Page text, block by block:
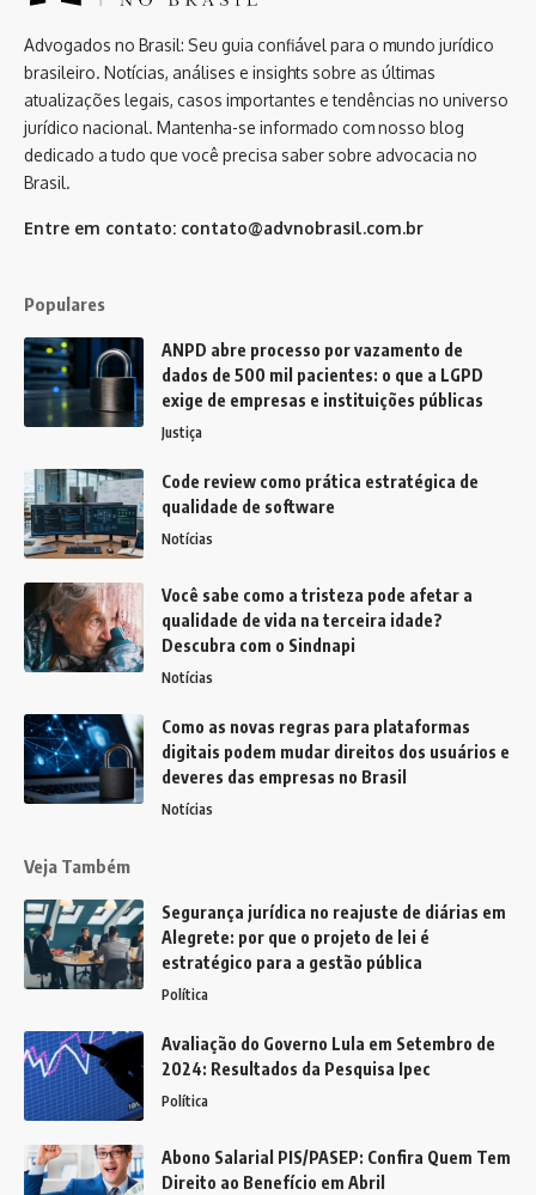
Advogados no Brasil: Seu guia confiável para o mundo jurídico
brasileiro. Notícias, análises e insights sobre as últimas
atualizações legais, casos importantes e tendências no universo
jurídico nacional. Mantenha-se informado com nosso blog
dedicado a tudo que você precisa saber sobre advocacia no
Brasil.
Entre em contato: contato@advnobrasil.com.br
Populares
ANPD abre processo por vazamento de
dados de 500 mil pacientes: o que a LGPD
exige de empresas e instituições públicas
Justiça
Code review como prática estratégica de
qualidade de software
Notícias
Você sabe como a tristeza pode afetar a
qualidade de vida na terceira idade?
Descubra com o Sindnapi
Notícias
Como as novas regras para plataformas
digitais podem mudar direitos dos usuários e
deveres das empresas no Brasil
Notícias
Veja Também
Segurança jurídica no reajuste de diárias em
Alegrete: por que o projeto de lei é
estratégico para a gestão pública
Política
Avaliação do Governo Lula em Setembro de
2024: Resultados da Pesquisa Ipec
Política
Abono Salarial PIS/PASEP: Confira Quem Tem
Direito ao Benefício em Abril